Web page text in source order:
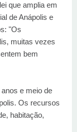
que amplia em
de Anápolis e
"Os
muitas vezes
bem
e meio de
Os recursos
habitação,